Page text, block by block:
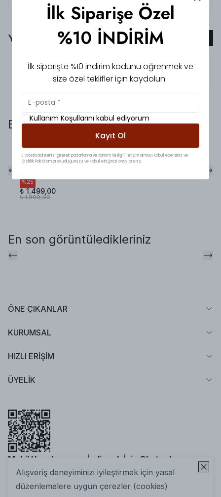
Alışveriş deneyiminizi iyileştirmek için yasal
düzenlemelere uygun çerezler (cookies)
Yorumlar
5.0 Buse
Bunlara da baktınız mı?
Kruvaze Blazer Ceket
%25
₺ 1.499,00
₺ 1.999,00
En son görüntüledikleriniz
ÖNE ÇIKANLAR
KURUMSAL
HIZLI ERİŞİM
ÜYELİK
Mobil Uygulamamızı İndirmek İçin Okutun!
İlk Siparişe Özel
%10 İNDİRİM
İlk siparişte %10 indirim kodunu öğrenmek ve
size özel teklifler için kaydolun.
Kullanım Koşullarını kabul ediyorum
Kayıt Ol
E-posta adresinizi girerek pazarlama ve tanıtım ile ilgili iletişim almayı kabul edersiniz ve
Gizlilik Politikamızı okuduğunuzu ve kabul ettiğinizi onaylarsınız.